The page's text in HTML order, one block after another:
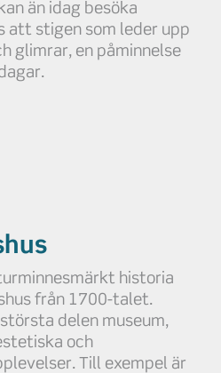
än idag besöka
att stigen som leder upp
glimrar, en påminnelse
historia
från 1700-talet.
delen museum,
och
Till exempel är